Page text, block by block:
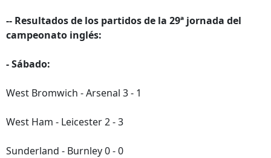
-- Resultados de los partidos de la 29ª jornada del
campeonato inglés:
- Sábado:
West Bromwich - Arsenal 3 - 1
West Ham - Leicester 2 - 3
Sunderland - Burnley 0 - 0